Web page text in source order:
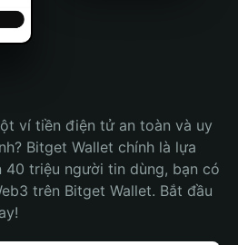
ví tiền điện tử an toàn và uy
Bitget Wallet chính là lựa
40 triệu người tin dùng, bạn có
trên Bitget Wallet. Bắt đầu